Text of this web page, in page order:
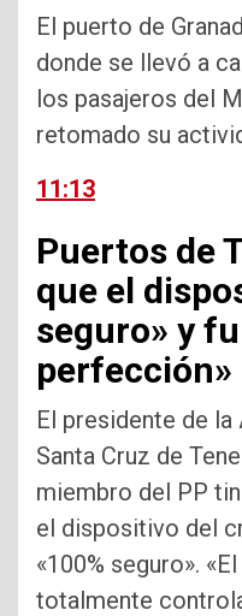
El puerto de
donde se llevó a
los pasajeros del
retomado su
11:13
Puertos de
que el
seguro» y
perfección»
El presidente de
Santa Cruz de
miembro del PP
el dispositivo del
«100% seguro».
totalmente